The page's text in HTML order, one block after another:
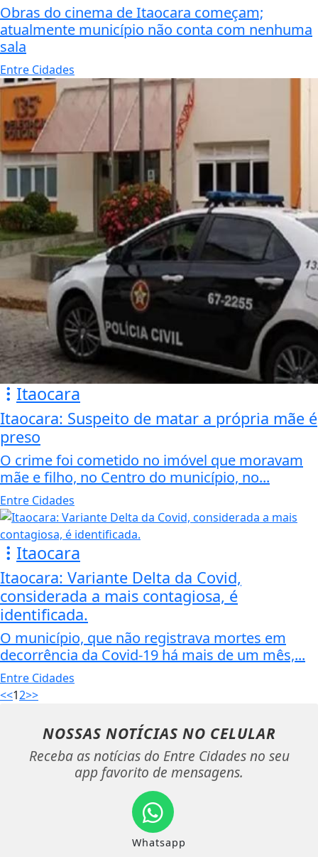
Obras do cinema de Itaocara começam;
atualmente município não conta com nenhuma
sala
Entre Cidades
Itaocara
Itaocara: Suspeito de matar a própria mãe é
preso
O crime foi cometido no imóvel que moravam
mãe e filho, no Centro do município, no...
Entre Cidades
Itaocara
Itaocara: Variante Delta da Covid,
considerada a mais contagiosa, é
identificada.
O município, que não registrava mortes em
decorrência da Covid-19 há mais de um mês,...
Entre Cidades
<<12>>
NOSSAS NOTÍCIAS NO CELULAR
Receba as notícias do Entre Cidades no seu
app favorito de mensagens.
Whatsapp